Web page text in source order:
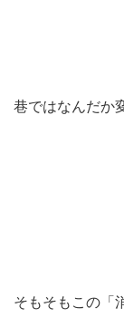
巷ではなんだか
そもそもこの「